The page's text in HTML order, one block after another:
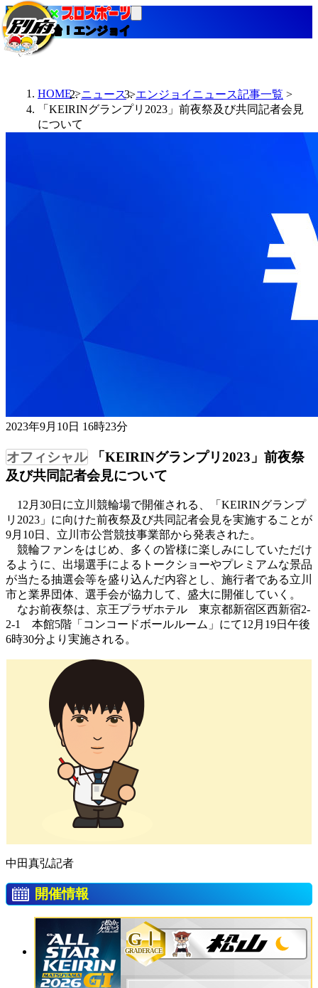
当たる競輪！エンジョイ
HOME ニュース
エンジョイニュース記事一覧
「KEIRINグランプリ2023」前夜祭及び共同記者会見
について
2023年9月10日 16時23分
「KEIRINグランプリ2023」前夜祭
及び共同記者会見について
12月30日に立川競輪場で開催される、「KEIRINグランプ
リ2023」に向けた前夜祭及び共同記者会見を実施することが
9月10日、立川市公営競技事業部から発表された。
競輪ファンをはじめ、多くの皆様に楽しみにしていただけ
るように、出場選手によるトークショーやプレミアムな景品
が当たる抽選会等を盛り込んだ内容とし、施行者である立川
市と業界団体、選手会が協力して、盛大に開催していく。
なお前夜祭は、京王プラザホテル 東京都新宿区西新宿2-
2-1 本館5階「コンコードボールルーム」にて12月19日午後
6時30分より実施される。
中田真弘記者
開催情報
GⅠ
GRADERACE